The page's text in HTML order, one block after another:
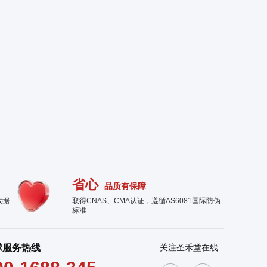
据
省心 品质有保障
取得CNAS、CMA认证，遵循AS6081国际防伪
标准
服务热线 关注圣禾堂在线